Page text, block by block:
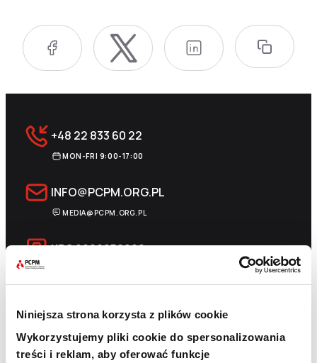
Niniejsza strona korzysta z plików cookie
Wykorzystujemy pliki cookie do spersonalizowania
treści i reklam, aby oferować funkcje
+48 22 833 60 22
MON-FRI 9:00-17:00
INFO@PCPM.ORG.PL
MEDIA@PCPM.ORG.PL
KRS0000259298